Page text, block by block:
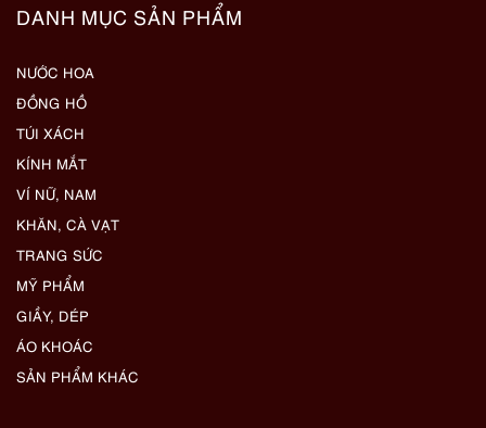
DANH MỤC SẢN PHẨM
NƯỚC HOA
ĐỒNG HỒ
TÚI XÁCH
KÍNH MẮT
VÍ NỮ, NAM
KHĂN, CÀ VẠT
TRANG SỨC
MỸ PHẨM
GIẦY, DÉP
ÁO KHOÁC
SẢN PHẨM KHÁC